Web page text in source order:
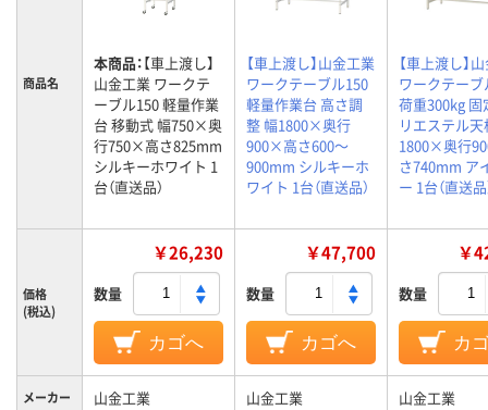
商品名
本商品：【車上渡し】
山金工業 ワークテ
ーブル150 軽量作業
台 移動式 幅750×奥
行750×高さ825mm
シルキーホワイト 1
台（直送品）
【車上渡し】山金工業
ワークテーブル150
軽量作業台 高さ調
整 幅1800×奥行
900×高さ600～
900mm シルキーホ
ワイト 1台（直送品）
【車上渡し】
ワークテーブ
荷重300kg 固
リエステル天
1800×奥行
さ740mm ア
ー 1台（直送品
価格
(税込)
￥26,230
数量
カゴへ
￥47,700
数量
カゴへ
￥
数量
カ
メーカー 山金工業 山金工業 山金工業